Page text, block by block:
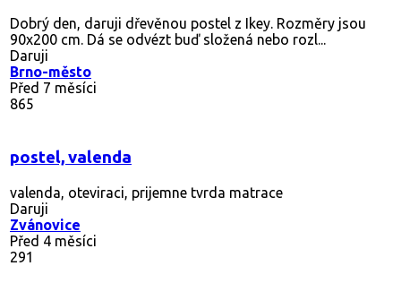
Dobrý den, daruji dřevěnou postel z Ikey. Rozměry jsou
90x200 cm. Dá se odvézt buď složená nebo rozl...
Daruji
Brno-město
Před 7 měsíci
865
postel, valenda
valenda, oteviraci, prijemne tvrda matrace
Daruji
Zvánovice
Před 4 měsíci
291